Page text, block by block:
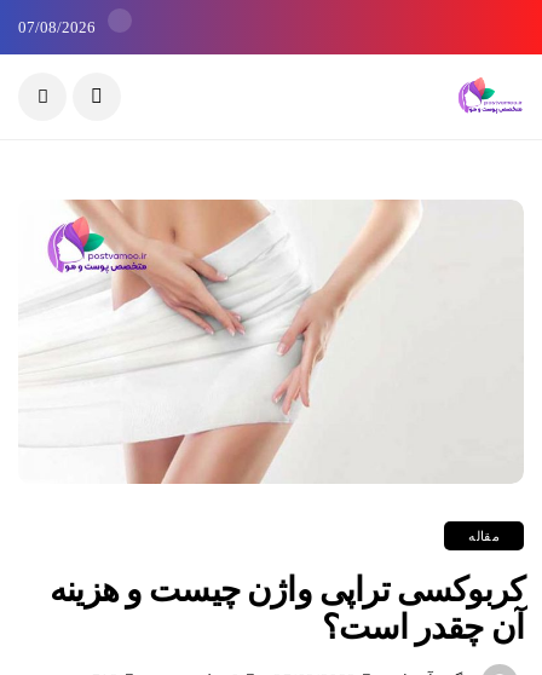
07/08/2026
مقاله
کربوکسی تراپی واژن چیست و هزینه
آن چقدر است؟